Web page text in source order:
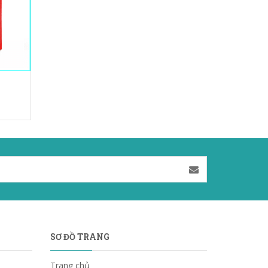
SƠ ĐỒ TRANG
Trang chủ